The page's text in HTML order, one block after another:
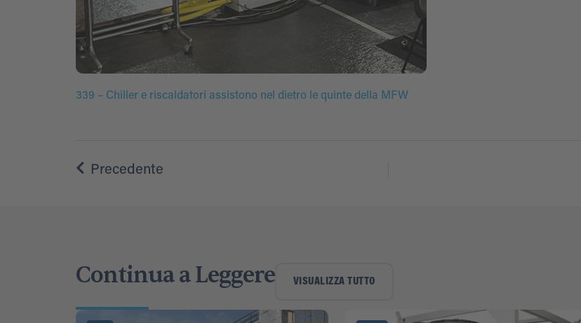
339 – Chiller e riscaldatori assistono nel dietro le quinte della MFW
Precedente
Continua a Leggere VISUALIZZA TUTTO